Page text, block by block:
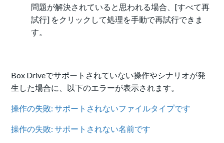
問題が解決されていると思われる場合、[すべて再
試行] をクリックして処理を手動で再試行できま
す。
Box Driveでサポートされていない操作やシナリオが発
生した場合に、以下のエラーが表示されます。
操作の失敗: サポートされないファイルタイプです
操作の失敗: サポートされない名前です